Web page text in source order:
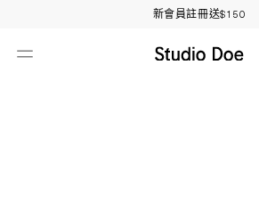
新會員註冊送$150